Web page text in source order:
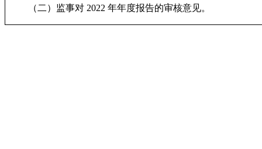
（二）监事对 2022 年年度报告的审核意见。